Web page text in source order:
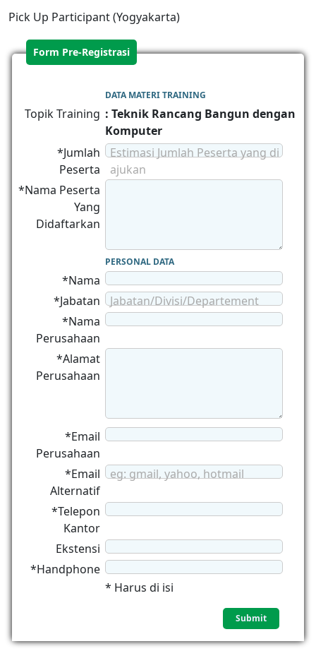
Pick Up Participant (Yogyakarta)
Form Pre-Registrasi
DATA MATERI TRAINING
Topik Training : Teknik Rancang Bangun dengan
Komputer
*Jumlah
Peserta
Estimasi Jumlah Peserta yang di
ajukan
*Nama Peserta
Yang
Didaftarkan
PERSONAL DATA
*Nama
*Jabatan
Jabatan/Divisi/Departement
*Nama
Perusahaan
*Alamat
Perusahaan
*Email
Perusahaan
*Email
Alternatif
eg: gmail, yahoo, hotmail
*Telepon
Kantor
Ekstensi
*Handphone
* Harus di isi